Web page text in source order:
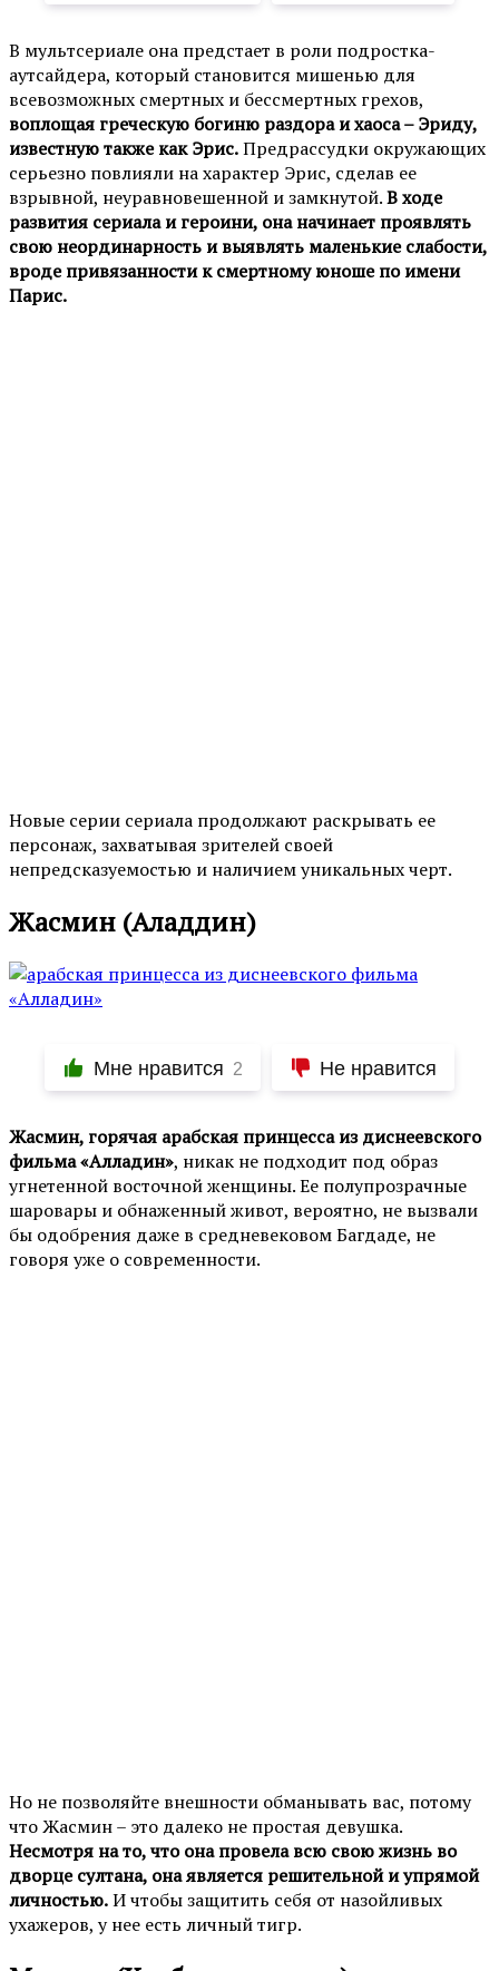
В мультсериале она предстает в роли подростка-
аутсайдера, который становится мишенью для
всевозможных смертных и бессмертных грехов,
воплощая греческую богиню раздора и хаоса – Эриду,
известную также как Эрис.Предрассудки окружающих
серьезно повлияли на характер Эрис, сделав ее
взрывной, неуравновешенной и замкнутой.В ходе
развития сериала и героини, она начинает проявлять
свою неординарность и выявлять маленькие слабости,
вроде привязанности к смертному юноше по имени
Парис.
Новые серии сериала продолжают раскрывать ее
персонаж, захватывая зрителей своей
непредсказуемостью и наличием уникальных черт.
Жасмин (Аладдин)
Мне нравится 2 Не нравится
Жасмин, горячая арабская принцесса из диснеевского
фильма «Алладин», никак не подходит под образ
угнетенной восточной женщины. Ее полупрозрачные
шаровары и обнаженный живот, вероятно, не вызвали
бы одобрения даже в средневековом Багдаде, не
говоря уже о современности.
Но не позволяйте внешности обманывать вас, потому
что Жасмин – это далеко не простая девушка.
Несмотря на то, что она провела всю свою жизнь во
дворце султана, она является решительной и упрямой
личностью.И чтобы защитить себя от назойливых
ухажеров, у нее есть личный тигр.